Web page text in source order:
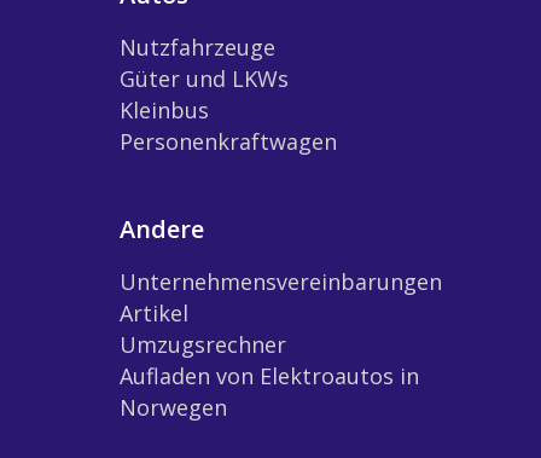
Nutzfahrzeuge
Güter und LKWs
Kleinbus
Personenkraftwagen
Andere
Unternehmensvereinbarungen
Artikel
Umzugsrechner
Aufladen von Elektroautos in
Norwegen